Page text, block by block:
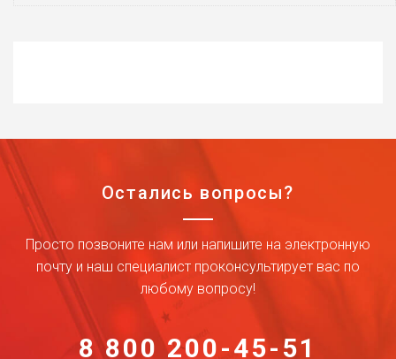
Остались вопросы?
Просто позвоните нам или напишите на электронную
почту и наш специалист проконсультирует вас по
любому вопросу!
8 800 200-45-51